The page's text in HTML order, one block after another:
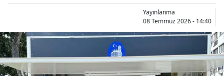
Bursa
Çanakkale
Yayınlanma
08 Temmuz 2026 - 14:40